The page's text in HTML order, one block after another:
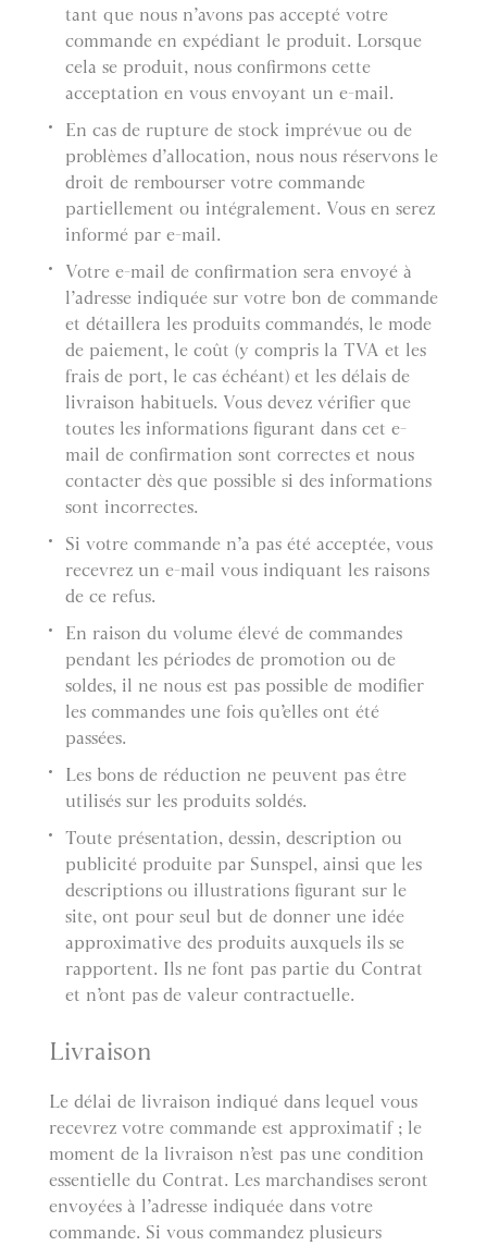
tant que nous n’avons pas accepté votre
commande en expédiant le produit. Lorsque
cela se produit, nous confirmons cette
acceptation en vous envoyant un e-mail.
En cas de rupture de stock imprévue ou de
problèmes d’allocation, nous nous réservons le
droit de rembourser votre commande
partiellement ou intégralement. Vous en serez
informé par e-mail.
Votre e-mail de confirmation sera envoyé à
l’adresse indiquée sur votre bon de commande
et détaillera les produits commandés, le mode
de paiement, le coût (y compris la TVA et les
frais de port, le cas échéant) et les délais de
livraison habituels. Vous devez vérifier que
toutes les informations figurant dans cet e-
mail de confirmation sont correctes et nous
contacter dès que possible si des informations
sont incorrectes.
Si votre commande n’a pas été acceptée, vous
recevrez un e-mail vous indiquant les raisons
de ce refus.
En raison du volume élevé de commandes
pendant les périodes de promotion ou de
soldes, il ne nous est pas possible de modifier
les commandes une fois qu’elles ont été
passées.
Les bons de réduction ne peuvent pas être
utilisés sur les produits soldés.
Toute présentation, dessin, description ou
publicité produite par Sunspel, ainsi que les
descriptions ou illustrations figurant sur le
site, ont pour seul but de donner une idée
approximative des produits auxquels ils se
rapportent. Ils ne font pas partie du Contrat
et n’ont pas de valeur contractuelle.
Livraison
Le délai de livraison indiqué dans lequel vous
recevrez votre commande est approximatif ; le
moment de la livraison n’est pas une condition
essentielle du Contrat. Les marchandises seront
envoyées à l’adresse indiquée dans votre
commande. Si vous commandez plusieurs